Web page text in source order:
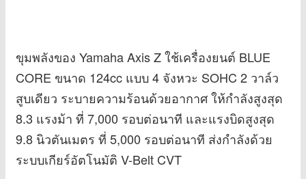
ขุมพลังของ Yamaha Axis Z ใช้เครื่องยนต์ BLUE
CORE ขนาด 124cc แบบ 4 จังหวะ SOHC 2 วาล์ว
สูบเดียว ระบายความร้อนด้วยอากาศ ให้กำลังสูงสุด
8.3 แรงม้า ที่ 7,000 รอบต่อนาที และแรงบิดสูงสุด
9.8 นิวตันเมตร ที่ 5,000 รอบต่อนาที ส่งกำลังด้วย
ระบบเกียร์อัตโนมัติ V-Belt CVT